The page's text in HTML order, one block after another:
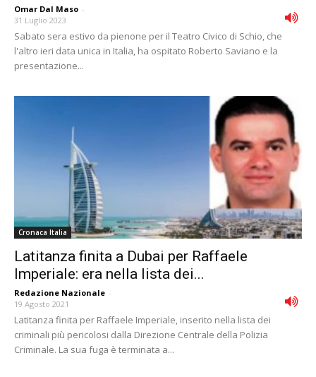
Omar Dal Maso -
31 Luglio 2023
Sabato sera estivo da pienone per il Teatro Civico di Schio, che
l'altro ieri data unica in Italia, ha ospitato Roberto Saviano e la
presentazione...
Cronaca Italia
Latitanza finita a Dubai per Raffaele
Imperiale: era nella lista dei...
Redazione Nazionale -
19 Agosto 2021
Latitanza finita per Raffaele Imperiale, inserito nella lista dei
criminali più pericolosi dalla Direzione Centrale della Polizia
Criminale. La sua fuga è terminata a...